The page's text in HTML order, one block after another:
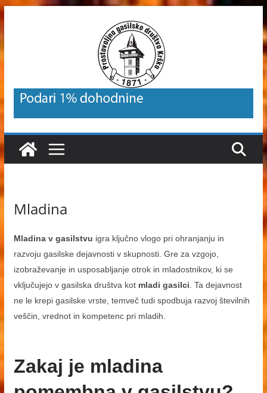
Mladina
Mladina v gasilstvu igra ključno vlogo pri ohranjanju in
razvoju gasilske dejavnosti v skupnosti. Gre za vzgojo,
izobraževanje in usposabljanje otrok in mladostnikov, ki se
vključujejo v gasilska društva kot mladi gasilci . Ta dejavnost
ne le krepi gasilske vrste, temveč tudi spodbuja razvoj številnih
veščin, vrednot in kompetenc pri mladih.
Zakaj je mladina